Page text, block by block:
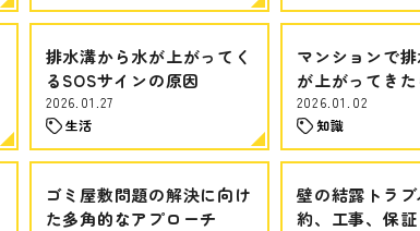
排水溝から水が上がってく
るSOSサインの原因
2026.01.27
生活
マンションで
が上がってき
2026.01.02
知識
ゴミ屋敷問題の解決に向け
た多角的なアプローチ
壁の結露トラ
約、工事、保証